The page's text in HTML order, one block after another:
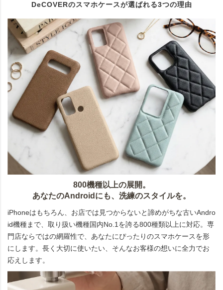
DeCOVERのスマホケースが選ばれる3つの理由
800機種以上の展開。
あなたのAndroidにも、洗練のスタイルを。
iPhoneはもちろん、お店では見つからないと諦めがちな古いAndro
id機種まで、取り扱い機種国内No.1を誇る800種類以上に対応。専
門店ならではの網羅性で、あなたにぴったりのスマホケースを形
にします。長く大切に使いたい、そんなお客様の想いに全力でお
応えします。